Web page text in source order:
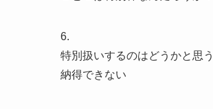
6.
特別扱いするのはどうかと思う
納得できない